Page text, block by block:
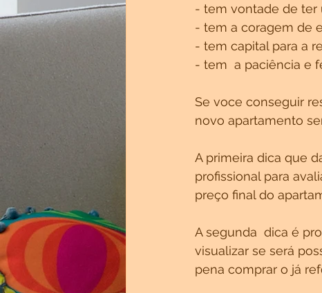
- tem vontade de ter
- tem a coragem de
- tem capital para a
- tem  a paciência e
Se voce conseguir
novo apartamento
A primeira dica que
profissional para
preço final do
A segunda  dica é
visualizar se será
pena comprar o já